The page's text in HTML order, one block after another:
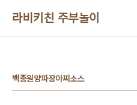
라비키친 주부놀이
백종원양파장아찌소스